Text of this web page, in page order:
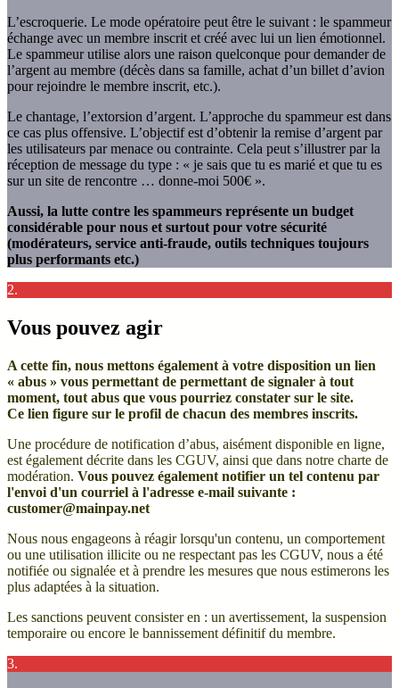
L’escroquerie. Le mode opératoire peut être le suivant : le spammeur
échange avec un membre inscrit et créé avec lui un lien émotionnel.
Le spammeur utilise alors une raison quelconque pour demander de
l’argent au membre (décès dans sa famille, achat d’un billet d’avion
pour rejoindre le membre inscrit, etc.).
Le chantage, l’extorsion d’argent. L’approche du spammeur est dans
ce cas plus offensive. L’objectif est d’obtenir la remise d’argent par
les utilisateurs par menace ou contrainte. Cela peut s’illustrer par la
réception de message du type : « je sais que tu es marié et que tu es
sur un site de rencontre … donne-moi 500€ ».
Aussi, la lutte contre les spammeurs représente un budget
considérable pour nous et surtout pour votre sécurité
(modérateurs, service anti-fraude, outils techniques toujours
plus performants etc.)
2.
Vous pouvez agir
A cette fin, nous mettons également à votre disposition un lien
« abus » vous permettant de permettant de signaler à tout
moment, tout abus que vous pourriez constater sur le site.
Ce lien figure sur le profil de chacun des membres inscrits.
Une procédure de notification d’abus, aisément disponible en ligne,
est également décrite dans les CGUV, ainsi que dans notre charte de
modération. Vous pouvez également notifier un tel contenu par
l'envoi d'un courriel à l'adresse e-mail suivante :
customer@mainpay.net
Nous nous engageons à réagir lorsqu'un contenu, un comportement
ou une utilisation illicite ou ne respectant pas les CGUV, nous a été
notifiée ou signalée et à prendre les mesures que nous estimerons les
plus adaptées à la situation.
Les sanctions peuvent consister en : un avertissement, la suspension
temporaire ou encore le bannissement définitif du membre.
3.